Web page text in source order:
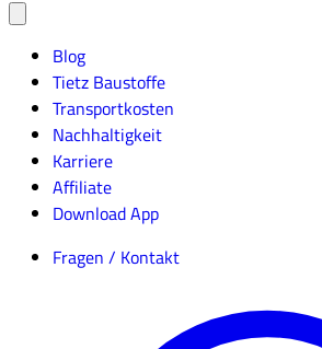
Blog
Tietz Baustoffe
Transportkosten
Nachhaltigkeit
Karriere
Affiliate
Download App
Fragen / Kontakt